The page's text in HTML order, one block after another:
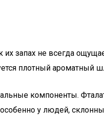
запах не всегда
плотный ароматный
компоненты.
у людей,